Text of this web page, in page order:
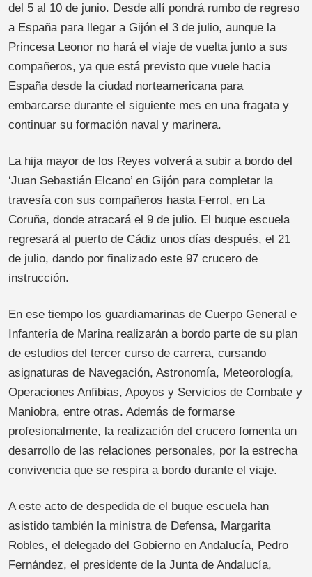
del 5 al 10 de junio. Desde allí pondrá rumbo de regreso
a España para llegar a Gijón el 3 de julio, aunque la
Princesa Leonor no hará el viaje de vuelta junto a sus
compañeros, ya que está previsto que vuele hacia
España desde la ciudad norteamericana para
embarcarse durante el siguiente mes en una fragata y
continuar su formación naval y marinera.
La hija mayor de los Reyes volverá a subir a bordo del
‘Juan Sebastián Elcano’ en Gijón para completar la
travesía con sus compañeros hasta Ferrol, en La
Coruña, donde atracará el 9 de julio. El buque escuela
regresará al puerto de Cádiz unos días después, el 21
de julio, dando por finalizado este 97 crucero de
instrucción.
En ese tiempo los guardiamarinas de Cuerpo General e
Infantería de Marina realizarán a bordo parte de su plan
de estudios del tercer curso de carrera, cursando
asignaturas de Navegación, Astronomía, Meteorología,
Operaciones Anfibias, Apoyos y Servicios de Combate y
Maniobra, entre otras. Además de formarse
profesionalmente, la realización del crucero fomenta un
desarrollo de las relaciones personales, por la estrecha
convivencia que se respira a bordo durante el viaje.
A este acto de despedida de el buque escuela han
asistido también la ministra de Defensa, Margarita
Robles, el delegado del Gobierno en Andalucía, Pedro
Fernández, el presidente de la Junta de Andalucía,